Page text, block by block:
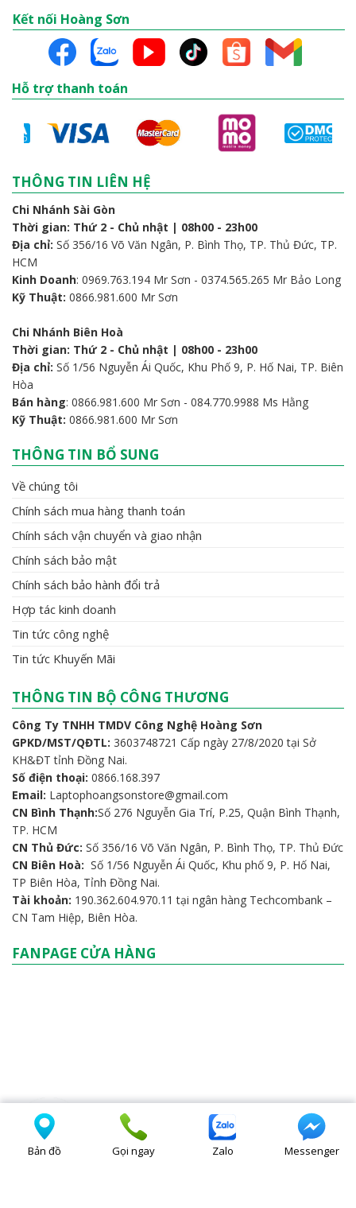
Bản đồ Gọi ngay Zalo Messenger
Kết nối Hoàng Sơn
Hỗ trợ thanh toán
THÔNG TIN LIÊN HỆ
Chi Nhánh Sài Gòn
Thời gian: Thứ 2 - Chủ nhật | 08h00 - 23h00
Địa chỉ: Số 356/16 Võ Văn Ngân, P. Bình Thọ, TP. Thủ Đức, TP.
HCM
Kinh Doanh: 0969.763.194 Mr Sơn - 0374.565.265 Mr Bảo Long
Kỹ Thuật: 0866.981.600 Mr Sơn
Chi Nhánh Biên Hoà
Thời gian: Thứ 2 - Chủ nhật | 08h00 - 23h00
Địa chỉ: Số 1/56 Nguyễn Ái Quốc, Khu Phố 9, P. Hố Nai, TP. Biên
Hòa
Bán hàng: 0866.981.600 Mr Sơn - 084.770.9988 Ms Hằng
Kỹ Thuật: 0866.981.600 Mr Sơn
THÔNG TIN BỔ SUNG
Về chúng tôi
Chính sách mua hàng thanh toán
Chính sách vận chuyển và giao nhận
Chính sách bảo mật
Chính sách bảo hành đổi trả
Hợp tác kinh doanh
Tin tức công nghệ
Tin tức Khuyến Mãi
THÔNG TIN BỘ CÔNG THƯƠNG
Công Ty TNHH TMDV Công Nghệ Hoàng Sơn
GPKD/MST/QĐTL: 3603748721 Cấp ngày 27/8/2020 tại Sở
KH&ĐT tỉnh Đồng Nai.
Số điện thoại: 0866.168.397
Email: Laptophoangsonstore@gmail.com
CN Bình Thạnh:Số 276 Nguyễn Gia Trí, P.25, Quận Bình Thạnh,
TP. HCM
CN Thủ Đức: Số 356/16 Võ Văn Ngân, P. Bình Thọ, TP. Thủ Đức
CN Biên Hoà: Số 1/56 Nguyễn Ái Quốc, Khu phố 9, P. Hố Nai,
TP Biên Hòa, Tỉnh Đồng Nai.
Tài khoản: 190.362.604.970.11 tại ngân hàng Techcombank –
CN Tam Hiệp, Biên Hòa.
FANPAGE CỬA HÀNG